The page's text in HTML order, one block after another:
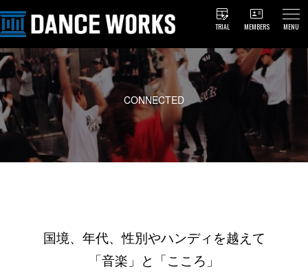
TRIAL MEMBERS MENU
CONNECTED
国境、年代、性別やハンディを越えて
「音楽」と「こころ」